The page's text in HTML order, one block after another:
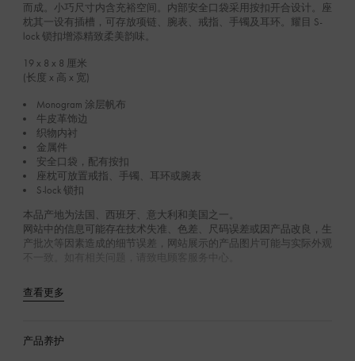
而成。小巧尺寸内含充裕空间。内部安全口袋采用按扣开合设计。座
枕其一设有插槽，可存放项链、腕表、戒指、手镯及耳环。耀目 S-
lock 锁扣增添精致柔美韵味。
19 x 8 x 8 厘米
(长度 x 高 x 宽)
Monogram 涂层帆布
牛皮革饰边
织物内衬
金属件
安全口袋，配有按扣
座枕可放置戒指、手镯、耳环或腕表
S-lock 锁扣
本品产地为法国、西班牙、意大利和美国之一。
网站中的信息可能存在技术失准、色差、尺码误差或因产品改良，生
产批次等因素造成的细节误差，网站展示的产品图片可能与实际外观
不一致。如有相关问题，请致电顾客服务中心。
查看更多
产品养护